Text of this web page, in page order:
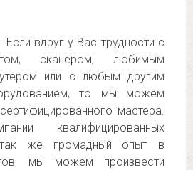
Если вдруг у Вас трудности с
сканером, любимым
или с любым другим
то мы можем
мастера.
квалифицированных
так же громадный опыт в
мы можем произвести